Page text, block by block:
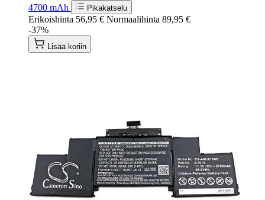
4700 mAh
Pikakatselu
Erikoishinta 56,95 € Normaalihinta 89,95 €
-37%
Lisää koriin